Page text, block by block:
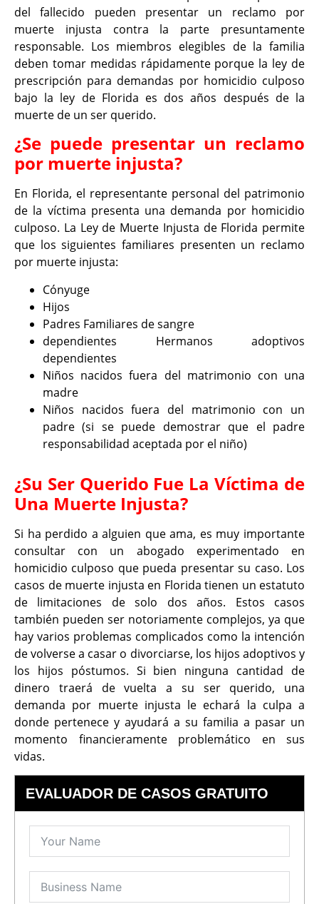
del fallecido pueden presentar un reclamo por
muerte injusta contra la parte presuntamente
responsable. Los miembros elegibles de la familia
deben tomar medidas rápidamente porque la ley de
prescripción para demandas por homicidio culposo
bajo la ley de Florida es dos años después de la
muerte de un ser querido.
¿Se puede presentar un reclamo
por muerte injusta?
En Florida, el representante personal del patrimonio
de la víctima presenta una demanda por homicidio
culposo. La Ley de Muerte Injusta de Florida permite
que los siguientes familiares presenten un reclamo
por muerte injusta:
Cónyuge
Hijos
Padres Familiares de sangre
dependientes Hermanos adoptivos
dependientes
Niños nacidos fuera del matrimonio con una
madre
Niños nacidos fuera del matrimonio con un
padre (si se puede demostrar que el padre
responsabilidad aceptada por el niño)
¿Su Ser Querido Fue La Víctima de
Una Muerte Injusta?
Si ha perdido a alguien que ama, es muy importante
consultar con un abogado experimentado en
homicidio culposo que pueda presentar su caso. Los
casos de muerte injusta en Florida tienen un estatuto
de limitaciones de solo dos años. Estos casos
también pueden ser notoriamente complejos, ya que
hay varios problemas complicados como la intención
de volverse a casar o divorciarse, los hijos adoptivos y
los hijos póstumos. Si bien ninguna cantidad de
dinero traerá de vuelta a su ser querido, una
demanda por muerte injusta le echará la culpa a
donde pertenece y ayudará a su familia a pasar un
momento financieramente problemático en sus
vidas.
EVALUADOR DE CASOS GRATUITO